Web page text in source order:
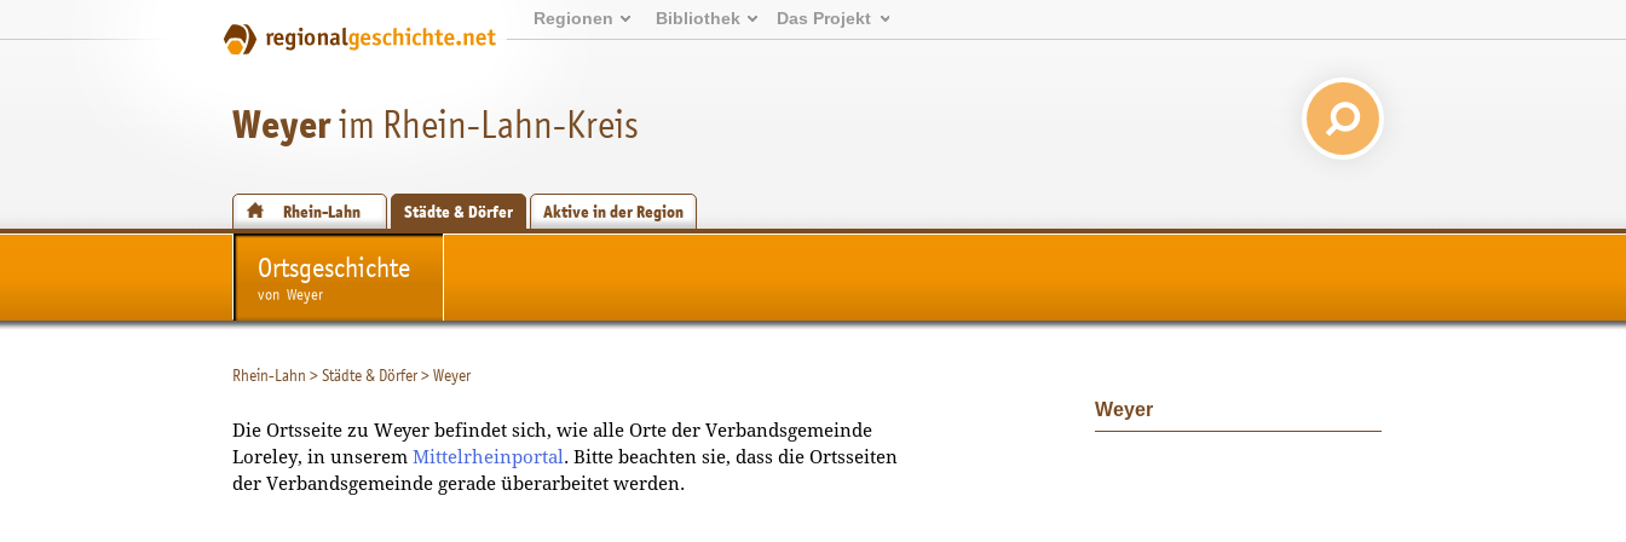
Regionen Bibliothek Das Projekt
Weyerim Rhein-Lahn-Kreis
Rhein-Lahn Städte & Dörfer Aktive in der Region
Ortsgeschichte
von Weyer
Rhein-Lahn >Städte & Dörfer>Weyer
Die Ortsseite zu Weyer befindet sich, wie alle Orte der Verbandsgemeinde
Loreley, in unserem Mittelrheinportal. Bitte beachten sie, dass die Ortsseiten
der Verbandsgemeinde gerade überarbeitet werden.
Weyer